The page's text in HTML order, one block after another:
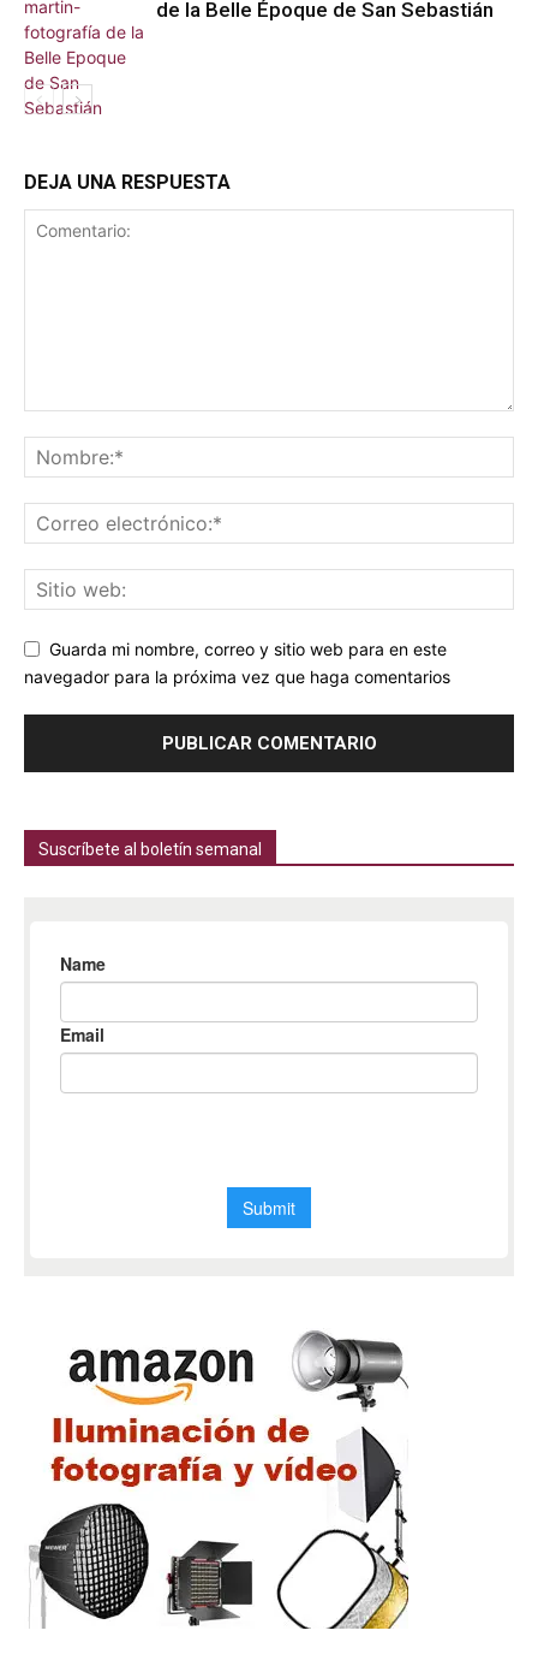
de la Belle Époque de San Sebastián
DEJA UNA RESPUESTA
Guarda mi nombre, correo y sitio web para en este
navegador para la próxima vez que haga comentarios
Suscríbete al boletín semanal